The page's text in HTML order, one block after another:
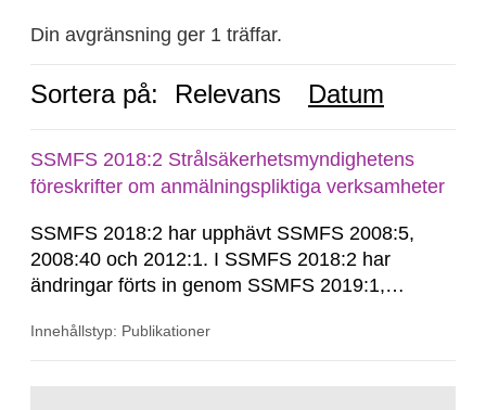
Din avgränsning ger 1 träffar.
Sortera på: Relevans Datum
SSMFS 2018:2 Strålsäkerhetsmyndighetens
föreskrifter om anmälningspliktiga verksamheter
SSMFS 2018:2 har upphävt SSMFS 2008:5,
2008:40 och 2012:1. I SSMFS 2018:2 har
ändringar förts in genom SSMFS 2019:1,
Innehållstyp: Publikationer